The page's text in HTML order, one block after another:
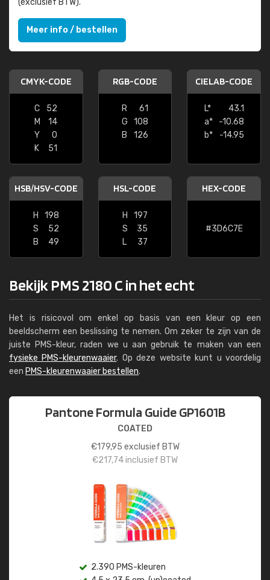
(exclusief BTW).
Meer info / bestellen
CMYK-CODE
C
52
M
14
Y
0
K
51
RGB-CODE
R
61
G
108
B
126
CIELAB-CODE
L*
43.1
a*
-10.68
b*
-14.95
HSB/HSV-CODE
H
198
S
52
B
49
HSL-CODE
H
197
S
35
L
37
HEX-CODE
#3D6C7E
Bekijk PMS 2180 C in het echt
Het is risicovol om enkel op basis van een kleur op een
beeldscherm een beslissing te nemen. Om zeker te zijn van de
juiste PMS-kleur, raden we u aan gebruik te maken van een
fysieke PMS-kleurenwaaier. Op deze website kunt u voordelig
een PMS-kleurenwaaier bestellen.
Pantone Formula Guide GP1601B
COATED
€179,95 exclusief BTW
€217,74inclusief BTW
2.390 PMS-kleuren